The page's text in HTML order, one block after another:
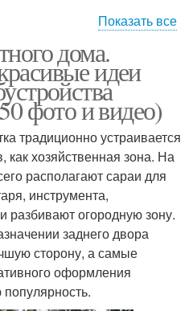
Двор при таунхаусе
Показать все
дома.
идеи
фото и видео)
традиционно устраивается
хозяйственная зона. На
располагают сараи для
инструмента,
разбивают огородную зону.
заднего двора
сторону, а самые
оформления